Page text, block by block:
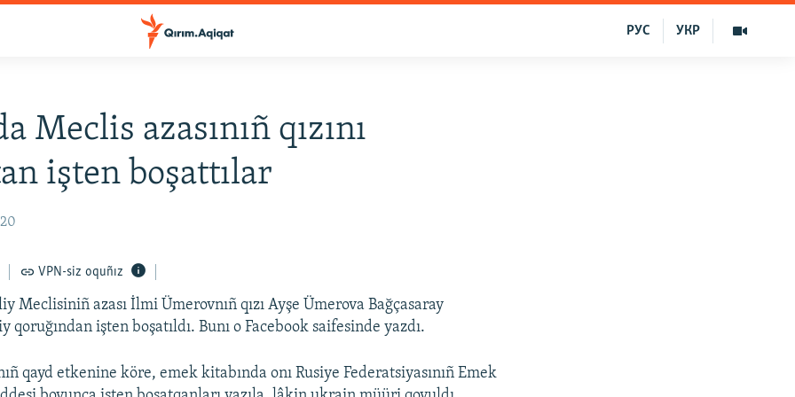
УКР
РУС
Meclis azasınıñ qızını
işten boşattılar
VPN-siz oquñız
Meclisiniñ azası İlmi Ümerovnıñ qızı Ayşe Ümerova Bağçasaray
işten boşatıldı. Bunı o Facebook saifesinde yazdı.
qayd etkenine köre, emek kitabında onı Rusiye Federatsiyasınıñ Emek